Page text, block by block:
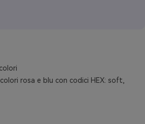
rosa e blu con codici HEX: soft,